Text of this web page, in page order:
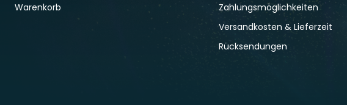
Warenkorb
Zahlungsmöglichkeiten
Versandkosten & Lieferzeit
Rücksendungen